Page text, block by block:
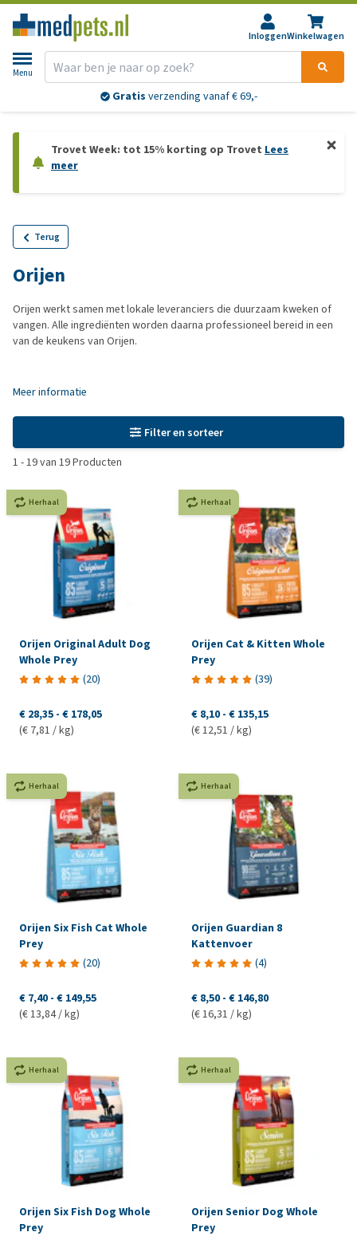
InloggenWinkelwagen
Menu
Gratis verzending vanaf € 69,-
Trovet Week: tot 15% korting op Trovet Lees
meer
Terug
Orijen
Orijen werkt samen met lokale leveranciers die duurzaam kweken of
vangen. Alle ingrediënten worden daarna professioneel bereid in een
van de keukens van Orijen.
Meer informatie
Filter en sorteer
1 -19van 19Producten
Herhaal
Orijen Original Adult Dog
Whole Prey
(20)
€ 28,35 - € 178,05
(€ 7,81 / kg)
Herhaal
Orijen Cat & Kitten Whole
Prey
(39)
€ 8,10 - € 135,15
(€ 12,51 / kg)
Herhaal
Orijen Six Fish Cat Whole
Prey
(20)
€ 7,40 - € 149,55
(€ 13,84 / kg)
Herhaal
Orijen Guardian 8
Kattenvoer
(4)
€ 8,50 - € 146,80
(€ 16,31 / kg)
Herhaal
Orijen Six Fish Dog Whole
Prey
Herhaal
Orijen Senior Dog Whole
Prey